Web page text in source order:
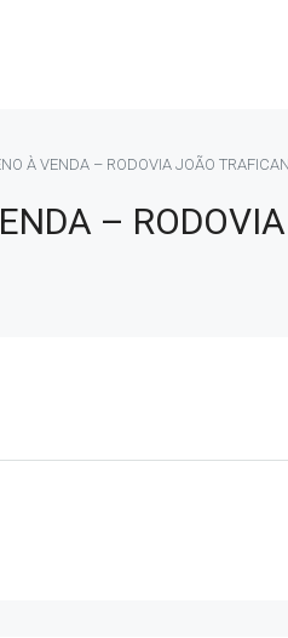
À VENDA – RODOVIA JOÃO
–